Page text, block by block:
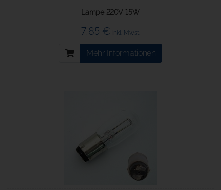
Lampe 220V 15W
7,85 € inkl. Mwst.
Mehr Informationen